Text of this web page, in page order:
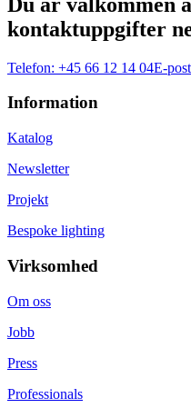
kontaktuppgifter
Telefon: +45 66 12 14 04E-
Information
Katalog
Newsletter
Projekt
Bespoke lighting
Virksomhed
Om oss
Jobb
Press
Professionals